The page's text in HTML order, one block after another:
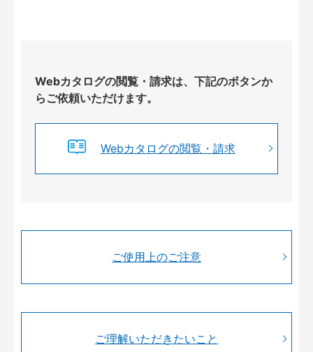
Webカタログの閲覧・請求は、下記のボタンか
らご依頼いただけます。
Webカタログの閲覧・請求
ご使用上のご注意
ご理解いただきたいこと